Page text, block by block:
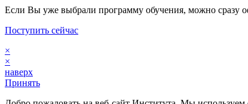
Если Вы уже выбрали программу обучения, можно сразу
Поступить сейчас
×
×
наверх
Принять